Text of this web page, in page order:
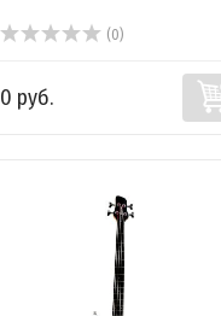
(0)
0 руб.